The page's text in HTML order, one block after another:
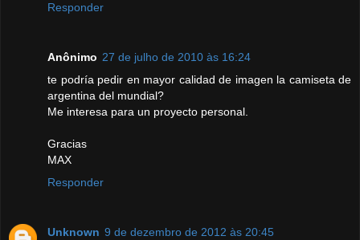
Responder
Anônimo 27 de julho de 2010 às 16:24
te podría pedir en mayor calidad de imagen la camiseta de
argentina del mundial?
Me interesa para un proyecto personal.
Gracias
MAX
Responder
Unknown 9 de dezembro de 2012 às 20:45